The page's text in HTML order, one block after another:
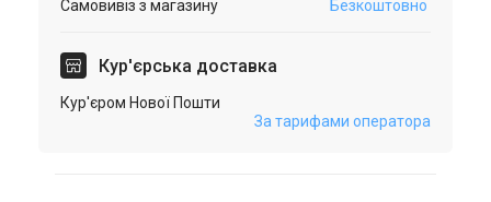
Самовивіз з магазину Безкоштовно
Кур'єрська доставка
Кур'єром Нової Пошти
За тарифами оператора